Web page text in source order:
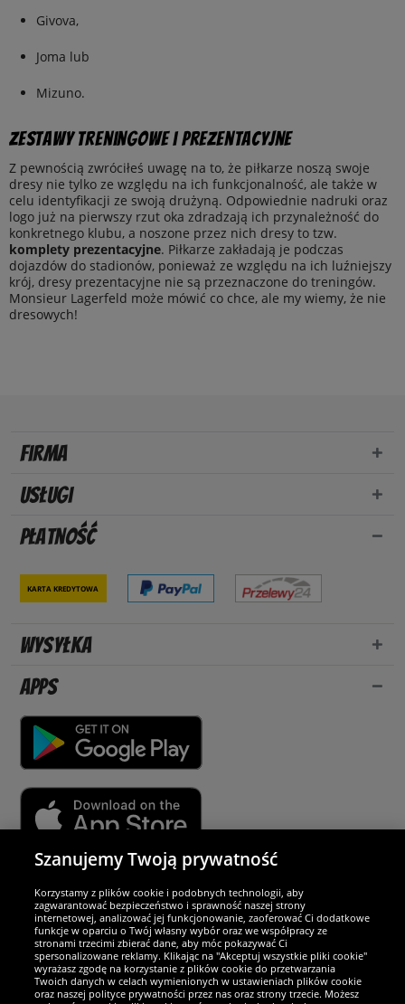
Givova,
Joma lub
Mizuno.
Zestawy treningowe i prezentacyjne
Z pewnością zwróciłeś uwagę na to, że piłkarze noszą swoje
dresy nie tylko ze względu na ich funkcjonalność, ale także w
celu identyfikacji ze swoją drużyną. Odpowiednie nadruki oraz
logo już na pierwszy rzut oka zdradzają ich przynależność do
konkretnego klubu, a noszone przez nich dresy to tzw.
komplety prezentacyjne. Piłkarze zakładają je podczas
dojazdów do stadionów, ponieważ ze względu na ich luźniejszy
krój, dresy prezentacyjne nie są przeznaczone do treningów.
Monsieur Lagerfeld może mówić co chce, ale my wiemy, że nie
dresowych!
Firma
Usługi
Płatność
Karta kredytowa
Wysyłka
Apps
Partnerzy i bezpieczeństwo
Jesteśmy wyjątkowi
Szanujemy Twoją prywatność
Korzystamy z plików cookie i podobnych technologii, aby
zagwarantować bezpieczeństwo i sprawność naszej strony
internetowej, analizować jej funkcjonowanie, zaoferować Ci dodatkowe
funkcje w oparciu o Twój własny wybór oraz we współpracy ze
stronami trzecimi zbierać dane, aby móc pokazywać Ci
spersonalizowane reklamy. Klikając na "Akceptuj wszystkie pliki cookie"
wyrażasz zgodę na korzystanie z plików cookie do przetwarzania
Twoich danych w celach wymienionych w ustawieniach plików cookie
oraz naszej polityce prywatności przez nas oraz strony trzecie. Możesz